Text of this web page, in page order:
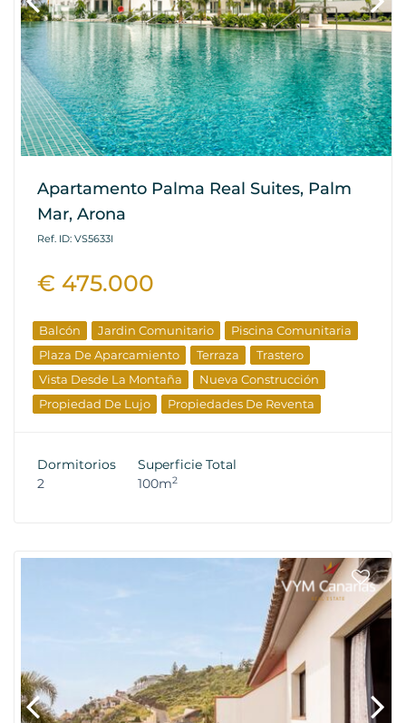
Apartamento Palma Real Suites, Palm
Mar, Arona
Ref. ID: VS5633I
€ 475.000
Balcón Jardin Comunitario
Piscina Comunitaria
Plaza De Aparcamiento
Terraza
Trastero
Vista Desde La Montaña
Nueva Construcción
Propiedad De Lujo
Propiedades De Reventa
Dormitorios
2
Superficie Total
100m2